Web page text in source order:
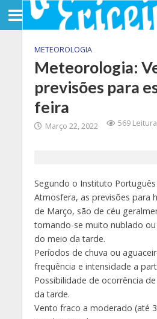
METEOROLOGIA
Meteorologia:
previsões para
feira
Março 22, 2022 569
Segundo o Instituto
Atmosfera, as previsões para
de Março, são de céu
tornando-se muito nublado
do meio da tarde.
Períodos de chuva ou
frequência e intensidade a
Possibilidade de ocorrência
da tarde.
Vento fraco a moderado (até